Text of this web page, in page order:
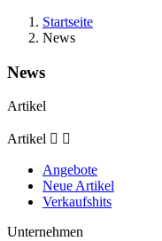
Startseite
News
News
Artikel
Artikel  
Angebote
Neue Artikel
Verkaufshits
Unternehmen